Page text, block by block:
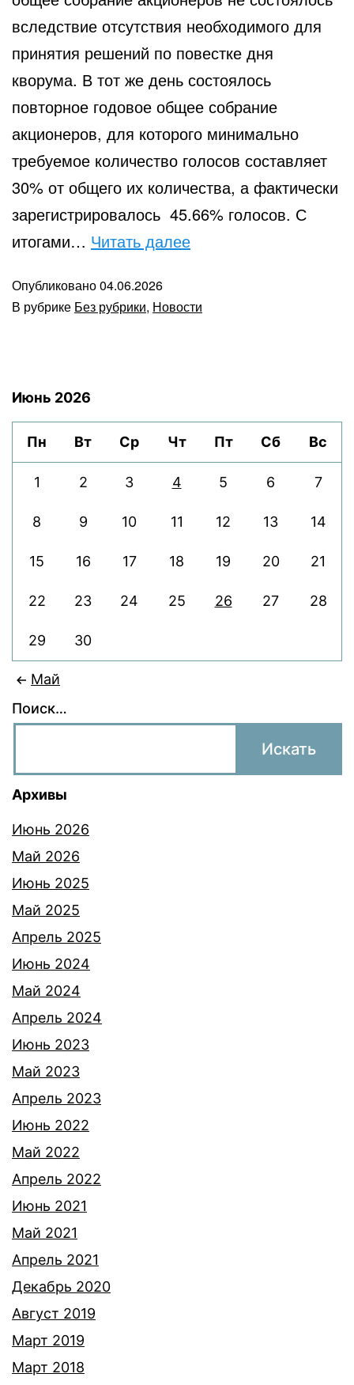
вследствие отсутствия необходимого для
принятия решений по повестке дня
кворума. В тот же день состоялось
повторное годовое общее собрание
акционеров, для которого минимально
требуемое количество голосов составляет
30% от общего их количества, а фактически
зарегистрировалось 45.66% голосов. С
итогами… Читать далееГодовое
года.
Опубликовано04.06.2026
В рубрике Без рубрики, Новости
Июнь 2026
Пн Вт Ср Чт Пт Сб Вс
1 2 3 4 5 6 7
8 9 10 11 12 13 14
15 16 17 18 19 20 21
22 23 24 25 26 27 28
29 30
Май
Поиск…
Архивы
Июнь 2026
Май 2026
Июнь 2025
Май 2025
Апрель 2025
Июнь 2024
Май 2024
Апрель 2024
Июнь 2023
Май 2023
Апрель 2023
Июнь 2022
Май 2022
Апрель 2022
Июнь 2021
Май 2021
Апрель 2021
Декабрь 2020
Август 2019
Март 2019
Март 2018